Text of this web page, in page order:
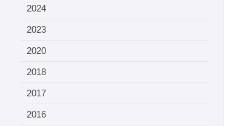
2024
2023
2020
2018
2017
2016